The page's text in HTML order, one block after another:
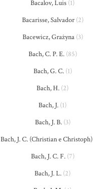
Bacalov, Luis (1)
Bacarisse, Salvador(2)
Bacewicz, Grażyna(3)
Bach, C. P. E.(85)
Bach, G. C.(1)
Bach, H. (2)
Bach, J. (1)
Bach, J. B.(3)
Bach, J. C. (Christian e Christoph)
Bach, J. C. F.(7)
Bach, J. L. (2)